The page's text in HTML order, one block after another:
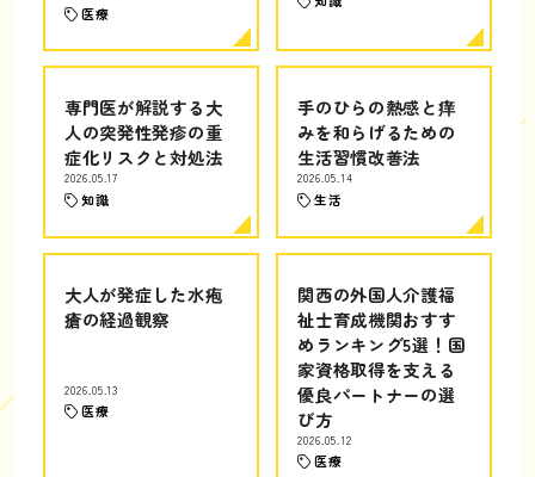
医療
専門医が解説する大
人の突発性発疹の重
症化リスクと対処法
2026.05.17
知識
手のひらの熱感と痒
みを和らげるための
生活習慣改善法
2026.05.14
生活
大人が発症した水疱
瘡の経過観察
2026.05.13
医療
関西の外国人介護福
祉士育成機関おすす
めランキング5選！国
家資格取得を支える
優良パートナーの選
び方
2026.05.12
医療